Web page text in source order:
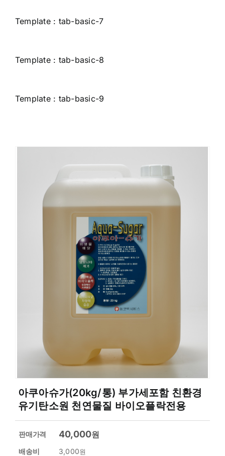
Template : tab-basic-7
Template : tab-basic-8
Template : tab-basic-9
아쿠아슈가(20kg/통) 부가세포함 친환경
유기탄소원 천연물질 바이오플락전용
판매가격 40,000원
배송비 3,000원